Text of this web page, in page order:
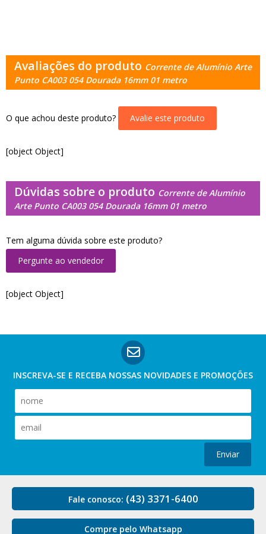
Avaliações do produto Corrente de Alumínio Arte
Punto CA003 054 Dourada 16mm 01 metro
O que achou deste produto? Avalie este produto
[object Object]
Dúvidas sobre o produto Corrente de Alumínio
Arte Punto CA003 054 Dourada 16mm 01 metro
Tem alguma dúvida sobre este produto?
Pergunte ao vendedor
[object Object]
INSCREVA-SE E RECEBA NOSSAS NOVIDADES E PROMOÇÕES
Enviar
Fale conosco: (43) 3371-6400
Compre pelo Whatsapp